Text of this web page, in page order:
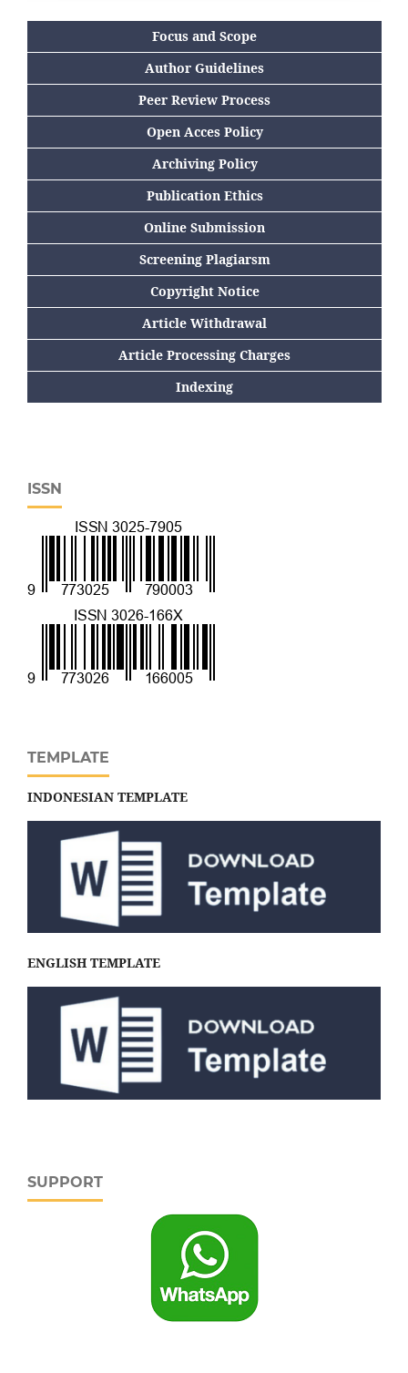
Focus and Scope
Author Guidelines
Peer Review Process
Open Acces Policy
Archiving Policy
Publication Ethics
Online Submission
Screening Plagiarsm
Copyright Notice
Article Withdrawal
Article Processing Charges
Indexing
ISSN
TEMPLATE
INDONESIAN TEMPLATE
ENGLISH TEMPLATE
SUPPORT